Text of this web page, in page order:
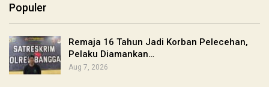
Populer
Remaja 16 Tahun Jadi Korban Pelecehan,
Pelaku Diamankan…
Aug 7, 2026